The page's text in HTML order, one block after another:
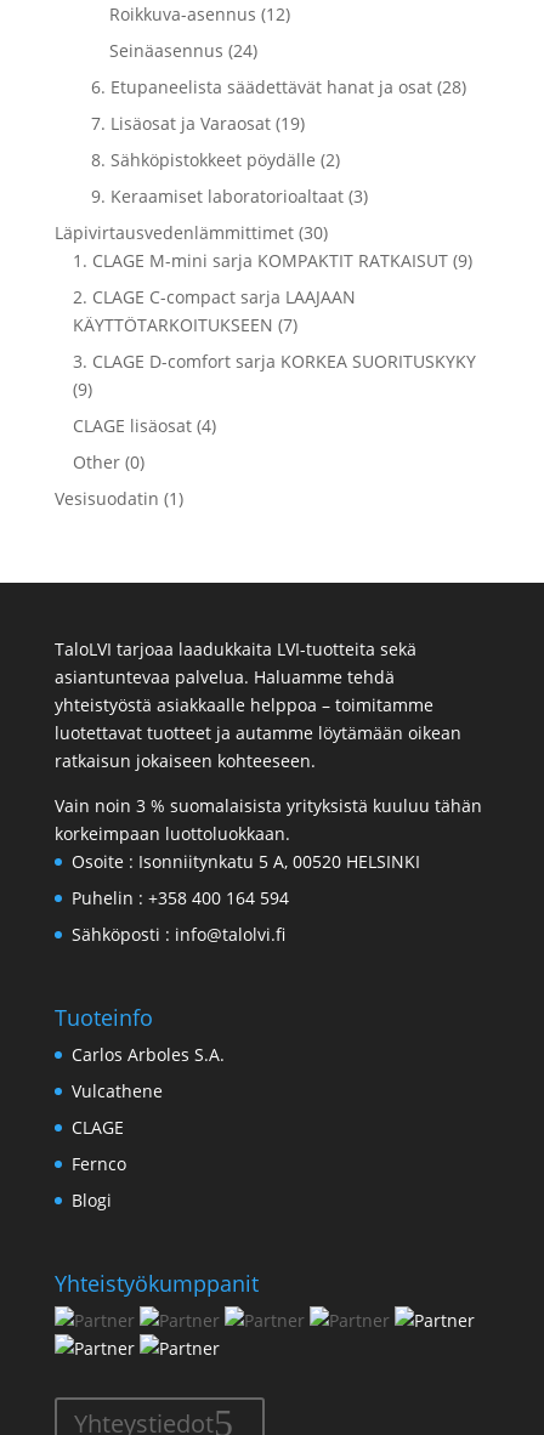
Roikkuva-asennus (12)
Seinäasennus (24)
6. Etupaneelista säädettävät hanat ja osat (28)
7. Lisäosat ja Varaosat (19)
8. Sähköpistokkeet pöydälle (2)
9. Keraamiset laboratorioaltaat (3)
Läpivirtausvedenlämmittimet (30)
1. CLAGE M-mini sarja KOMPAKTIT RATKAISUT (9)
2. CLAGE C-compact sarja LAAJAAN
KÄYTTÖTARKOITUKSEEN (7)
3. CLAGE D-comfort sarja KORKEA SUORITUSKYKY
(9)
CLAGE lisäosat (4)
Other (0)
Vesisuodatin (1)
TaloLVI tarjoaa laadukkaita LVI-tuotteita sekä
asiantuntevaa palvelua. Haluamme tehdä
yhteistyöstä asiakkaalle helppoa – toimitamme
luotettavat tuotteet ja autamme löytämään oikean
ratkaisun jokaiseen kohteeseen.
Vain noin 3 % suomalaisista yrityksistä kuuluu tähän
korkeimpaan luottoluokkaan.
Osoite : Isonniitynkatu 5 A, 00520 HELSINKI
Puhelin : +358 400 164 594
Sähköposti : info@talolvi.fi
Tuoteinfo
Carlos Arboles S.A.
Vulcathene
CLAGE
Fernco
Blogi
Yhteistyökumppanit
Yhteystiedot